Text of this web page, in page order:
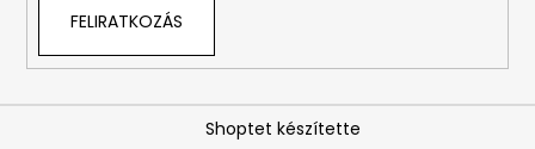
FELIRATKOZÁS
Shoptet készítette